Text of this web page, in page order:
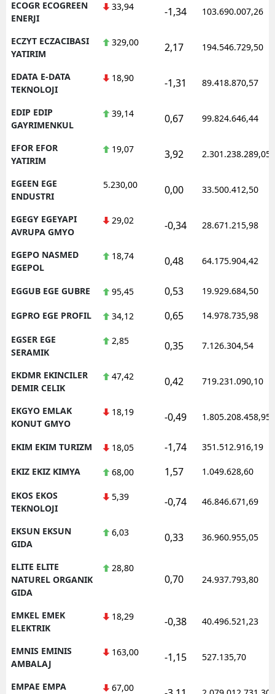
ECOGR ECOGREEN
ENERJI
33,94 -1,34 103.690.007,26
ECZYT ECZACIBASI
YATIRIM
329,00 2,17 194.546.729,50
EDATA E-DATA
TEKNOLOJI
18,90 -1,31 89.418.870,57
EDIP EDIP
GAYRIMENKUL
39,14 0,67 99.824.646,44
EFOR EFOR
YATIRIM
19,07 3,92 2.301.238.289,05
EGEEN EGE
ENDUSTRI
5.230,00 0,00 33.500.412,50
EGEGY EGEYAPI
AVRUPA GMYO
29,02 -0,34 28.671.215,98
EGEPO NASMED
EGEPOL
18,74 0,48 64.175.904,42
EGGUB EGE GUBRE 95,45 0,53 19.929.684,50
EGPRO EGE PROFIL 34,12 0,65 14.978.735,98
EGSER EGE
SERAMIK
2,85 0,35 7.126.304,54
EKDMR EKINCILER
DEMIR CELIK
47,42 0,42 719.231.090,10
EKGYO EMLAK
KONUT GMYO
18,19 -0,49 1.805.208.458,95
EKIM EKIM TURIZM 18,05 -1,74 351.512.916,19
EKIZ EKIZ KIMYA 68,00 1,57 1.049.628,60
EKOS EKOS
TEKNOLOJI
5,39 -0,74 46.846.671,69
EKSUN EKSUN
GIDA
6,03 0,33 36.960.955,05
ELITE ELITE
NATUREL ORGANIK
GIDA
28,80
0,70 24.937.793,80
EMKEL EMEK
ELEKTRIK
18,29 -0,38 40.496.521,23
EMNIS EMINIS
AMBALAJ
163,00 -1,15 527.135,70
EMPAE EMPA
67,00